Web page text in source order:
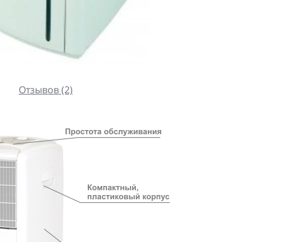
Отзывов (2)